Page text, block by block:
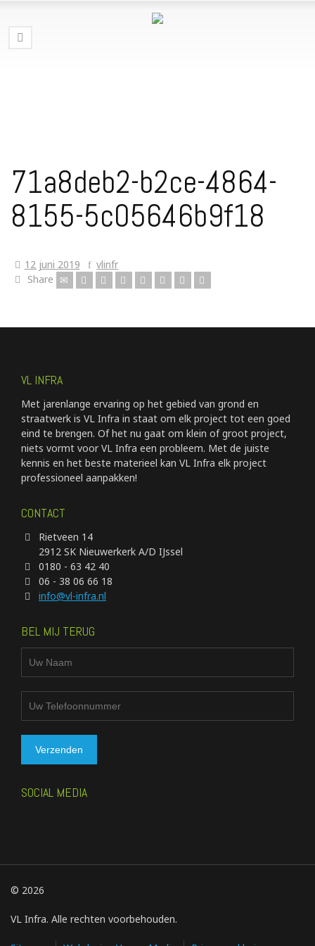
71a8deb2-b2ce-4864-
8155-5c05646b9f18
12 juni 2019
vlinfr
Share
VL INFRA
Met jarenlange ervaring op het gebied van grond en
straatwerk is VL Infra in staat om elk project tot een goed
eind te brengen. Of het nu gaat om klein of groot project,
niets vormt voor VL Infra een probleem. Met de juiste
kennis en het beste materieel kan VL Infra elk project
professioneel aanpakken!
CONTACT
Rietveen 14
2912 SK Nieuwerkerk A/D IJssel
0180 - 63 42 40
06 - 38 06 66 18
info@vl-infra.nl
BEL MIJ TERUG
SOCIAL MEDIA
© 2026
VL Infra. Alle rechten voorbehouden.